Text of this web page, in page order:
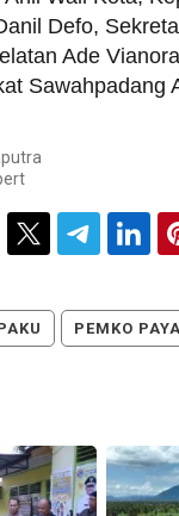
Defo,
Ade
Sawahpadang
PEMKO